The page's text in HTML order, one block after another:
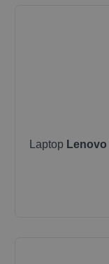
Laptop Lenovo